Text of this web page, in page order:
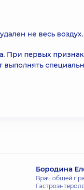
не весь воздух.
При первых
выполнять
Бородина
Врач общей